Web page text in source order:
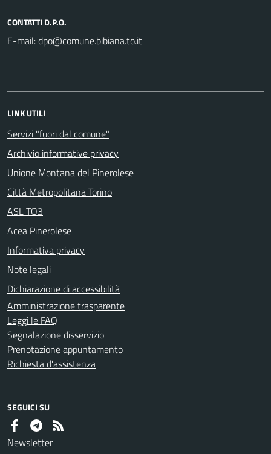
CONTATTI D.P.O.
E-mail:
LINK UTILI
Servizi "fuori dal comune"
Archivio informative privacy
Unione Montana del Pinerolese
Città Metropolitana Torino
ASL TO3
Acea Pinerolese
Informativa privacy
Note legali
Dichiarazione di accessibilità
Amministrazione trasparente
Leggi le FAQ
Segnalazione disservizio
Prenotazione appuntamento
Richiesta d'assistenza
SEGUICI SU
Newsletter